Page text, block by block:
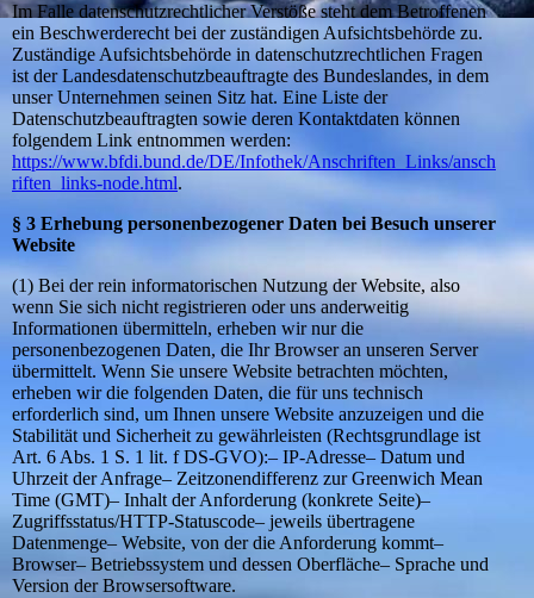
Im Falle datenschutzrechtlicher Verstöße steht dem Betroffenen
ein Beschwerderecht bei der zuständigen Aufsichtsbehörde zu.
Zuständige Aufsichtsbehörde in datenschutzrechtlichen Fragen
ist der Landesdatenschutzbeauftragte des Bundeslandes, in dem
unser Unternehmen seinen Sitz hat. Eine Liste der
Datenschutzbeauftragten sowie deren Kontaktdaten können
folgendem Link entnommen werden:
https://www.bfdi.bund.de/DE/Infothek/Anschriften_Links/ansch
riften_links-node.html.
§ 3 Erhebung personenbezogener Daten bei Besuch unserer
Website
(1) Bei der rein informatorischen Nutzung der Website, also
wenn Sie sich nicht registrieren oder uns anderweitig
Informationen übermitteln, erheben wir nur die
personenbezogenen Daten, die Ihr Browser an unseren Server
übermittelt. Wenn Sie unsere Website betrachten möchten,
erheben wir die folgenden Daten, die für uns technisch
erforderlich sind, um Ihnen unsere Website anzuzeigen und die
Stabilität und Sicherheit zu gewährleisten (Rechtsgrundlage ist
Art. 6 Abs. 1 S. 1 lit. f DS-GVO):– IP-Adresse– Datum und
Uhrzeit der Anfrage– Zeitzonendifferenz zur Greenwich Mean
Time (GMT)– Inhalt der Anforderung (konkrete Seite)–
Zugriffsstatus/HTTP-Statuscode– jeweils übertragene
Datenmenge– Website, von der die Anforderung kommt–
Browser– Betriebssystem und dessen Oberfläche– Sprache und
Version der Browsersoftware.